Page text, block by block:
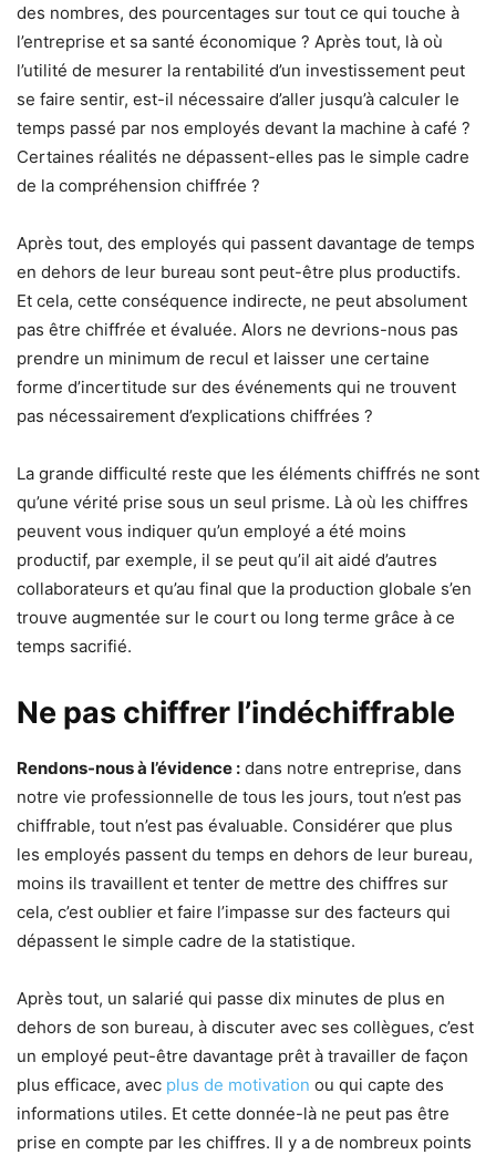
des nombres, des pourcentages sur tout ce qui touche à
l’entreprise et sa santé économique ? Après tout, là où
l’utilité de mesurer la rentabilité d’un investissement peut
se faire sentir, est-il nécessaire d’aller jusqu’à calculer le
temps passé par nos employés devant la machine à café ?
Certaines réalités ne dépassent-elles pas le simple cadre
de la compréhension chiffrée ?
Après tout, des employés qui passent davantage de temps
en dehors de leur bureau sont peut-être plus productifs.
Et cela, cette conséquence indirecte, ne peut absolument
pas être chiffrée et évaluée. Alors ne devrions-nous pas
prendre un minimum de recul et laisser une certaine
forme d’incertitude sur des événements qui ne trouvent
pas nécessairement d’explications chiffrées ?
La grande difficulté reste que les éléments chiffrés ne sont
qu’une vérité prise sous un seul prisme. Là où les chiffres
peuvent vous indiquer qu’un employé a été moins
productif, par exemple, il se peut qu’il ait aidé d’autres
collaborateurs et qu’au final que la production globale s’en
trouve augmentée sur le court ou long terme grâce à ce
temps sacrifié.
Ne pas chiffrer l’indéchiffrable
Rendons-nous à l’évidence : dans notre entreprise, dans
notre vie professionnelle de tous les jours, tout n’est pas
chiffrable, tout n’est pas évaluable. Considérer que plus
les employés passent du temps en dehors de leur bureau,
moins ils travaillent et tenter de mettre des chiffres sur
cela, c’est oublier et faire l’impasse sur des facteurs qui
dépassent le simple cadre de la statistique.
Après tout, un salarié qui passe dix minutes de plus en
dehors de son bureau, à discuter avec ses collègues, c’est
un employé peut-être davantage prêt à travailler de façon
plus efficace, avec plus de motivation ou qui capte des
informations utiles. Et cette donnée-là ne peut pas être
prise en compte par les chiffres. Il y a de nombreux points